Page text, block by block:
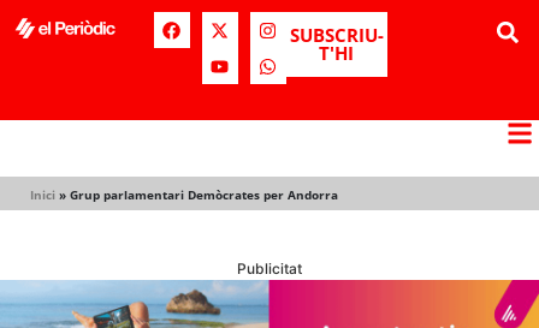
SUBSCRIU-
T'HI
Inici » Grup parlamentari Demòcrates per Andorra
Publicitat